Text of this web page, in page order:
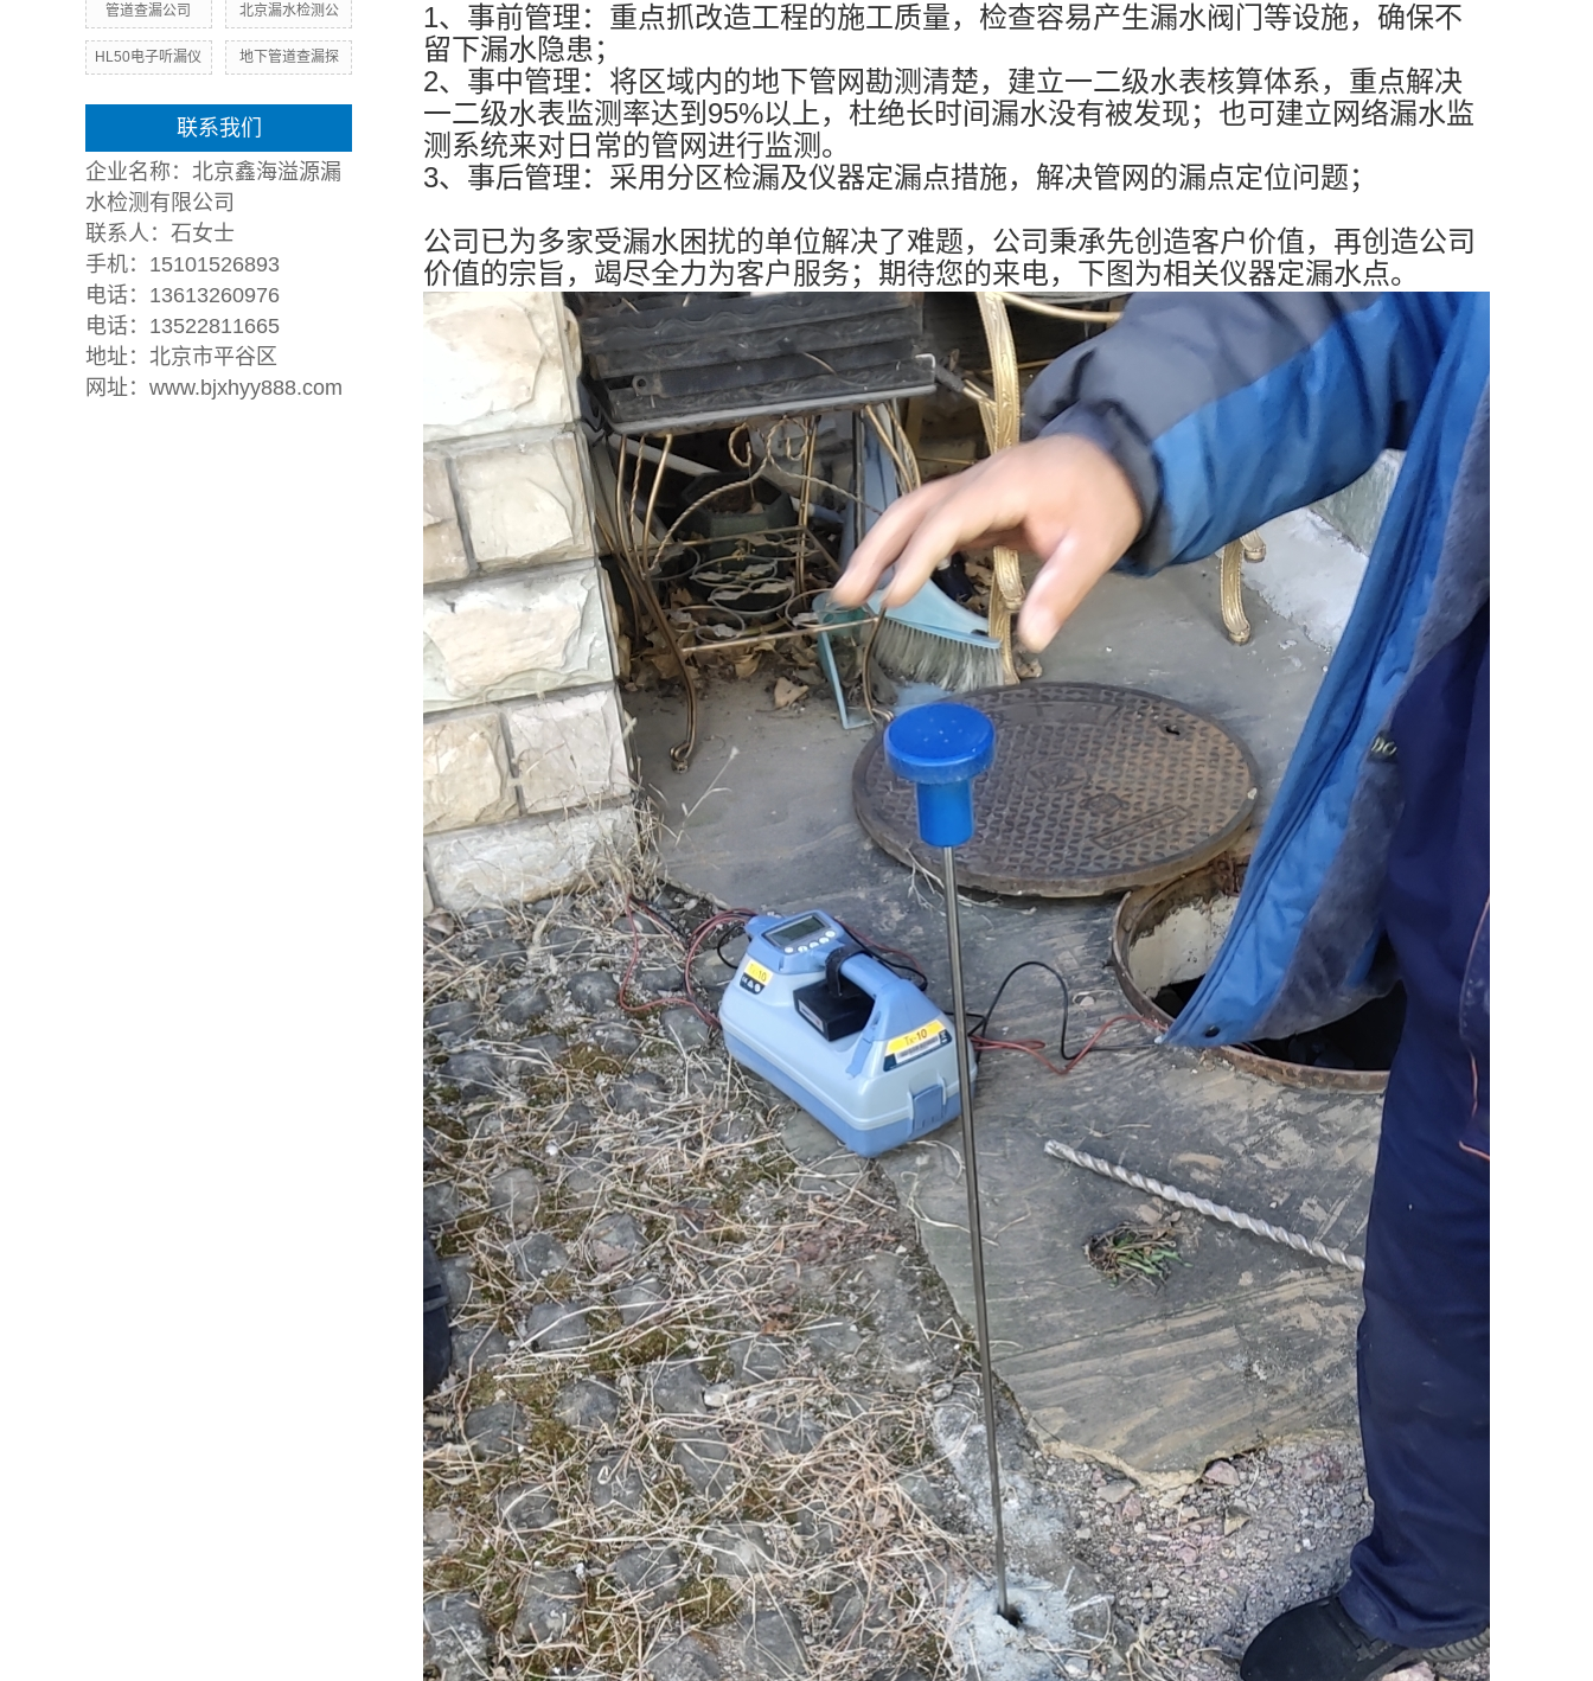
管道查漏公司 北京漏水检测公
HL50电子听漏仪 地下管道查漏探
联系我们
企业名称：北京鑫海溢源漏
水检测有限公司
联系人：石女士
手机： 15101526893
电话：13613260976
电话： 13522811665
地址：北京市平谷区
网址：www.bjxhyy888.com
1、事前管理：重点抓改造工程的施工质量，检查容易产生漏水阀门等设施，确保不
留下漏水隐患；
2、事中管理：将区域内的地下管网勘测清楚，建立一二级水表核算体系，重点解决
一二级水表监测率达到95%以上，杜绝长时间漏水没有被发现；也可建立网络漏水监
测系统来对日常的管网进行监测。
3、事后管理：采用分区检漏及仪器定漏点措施，解决管网的漏点定位问题；
公司已为多家受漏水困扰的单位解决了难题，公司秉承先创造客户价值，再创造公司
价值的宗旨，竭尽全力为客户服务；期待您的来电，下图为相关仪器定漏水点。